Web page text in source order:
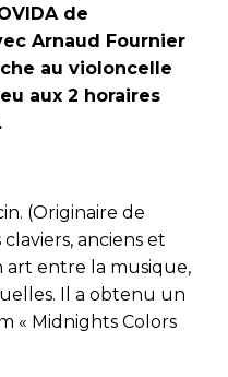
de
Arnaud Fournier
au violoncelle
aux 2 horaires
(Originaire de
anciens et
art entre la musique,
Il a obtenu un
« Midnights Colors